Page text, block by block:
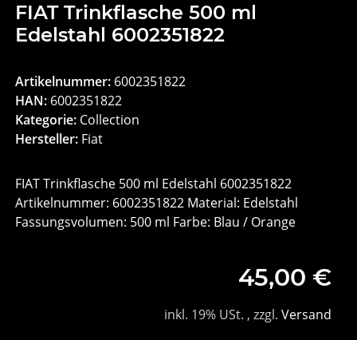
FIAT Trinkflasche 500 ml
Edelstahl 6002351822
Artikelnummer: 6002351822
HAN: 6002351822
Kategorie: Collection
Hersteller: Fiat
FIAT Trinkflasche 500 ml Edelstahl 6002351822
Artikelnummer: 6002351822 Material: Edelstahl
Fassungsvolumen: 500 ml Farbe: Blau / Orange
45,00 €
inkl. 19% USt. , zzgl. Versand